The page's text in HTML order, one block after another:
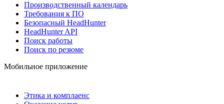
Производственный календарь
Требования к ПО
Безопасный HeadHunter
HeadHunter API
Поиск работы
Поиск по резюме
Мобильное приложение
Этика и комплаенс